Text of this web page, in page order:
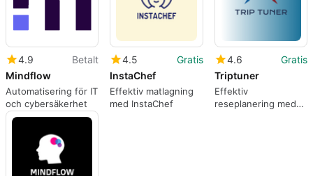
4.9
Betalt
Mindflow
Automatisering för IT
och cybersäkerhet
4.5
Gratis
InstaChef
Effektiv matlagning
med InstaChef
4.6
Gratis
Triptuner
Effektiv
reseplanering med